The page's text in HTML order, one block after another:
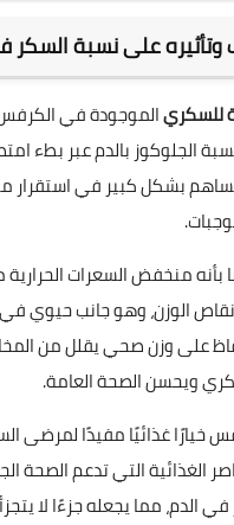
وتأثيره على نسبة السكر
للسكريالموجودة في
الجلوكوز بالدم عبر بطء
يساهم بشكل كبير في استقرار
منخفض السعرات الحرارية
إنقاص الوزن، وهو جانب حيوي في
على وزن صحي يقلل من
ويحسن الصحة العامة.
خيارًا غذائيًا مفيدًا لمرضى
الغذائية التي تدعم الصحة
الدم، مما يجعله جزءًا لا